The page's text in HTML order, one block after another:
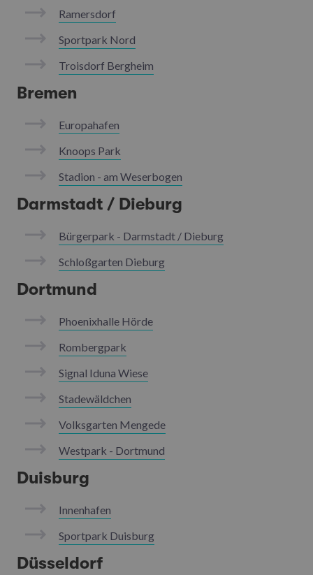
Ramersdorf
Sportpark Nord
Troisdorf Bergheim
Bremen
Europahafen
Knoops Park
Stadion - am Weserbogen
Darmstadt / Dieburg
Bürgerpark - Darmstadt / Dieburg
Schloßgarten Dieburg
Dortmund
Phoenixhalle Hörde
Rombergpark
Signal Iduna Wiese
Stadewäldchen
Volksgarten Mengede
Westpark - Dortmund
Duisburg
Innenhafen
Sportpark Duisburg
Düsseldorf